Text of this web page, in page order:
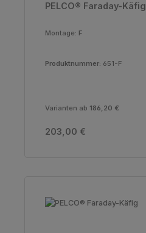
PELCO® Faraday-Käfig
Montage: F
Produktnummer: 651-F
Varianten ab 186,20 €
Regulärer Preis:
203,00 €